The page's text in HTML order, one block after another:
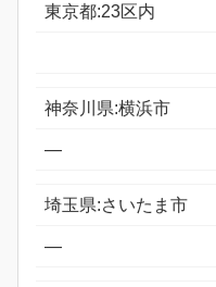
東京都:23区内
神奈川県:横浜市
―
埼玉県:さいたま市
―